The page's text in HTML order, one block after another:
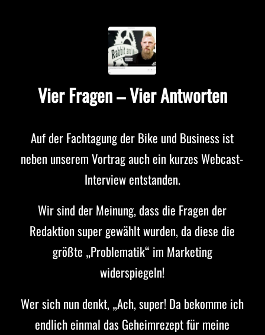
Vier Fragen – Vier Antworten
Auf der Fachtagung der Bike und Business ist
neben unserem Vortrag auch ein kurzes Webcast-
Interview entstanden.
Wir sind der Meinung, dass die Fragen der
Redaktion super gewählt wurden, da diese die
größte „Problematik“ im Marketing
widerspiegeln!
Wer sich nun denkt, „Ach, super! Da bekomme ich
endlich einmal das Geheimrezept für meine